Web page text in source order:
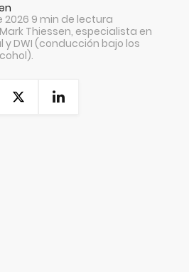
2026 9 min de lectura
Mark Thiessen, especialista en
y DWI (conducción bajo los